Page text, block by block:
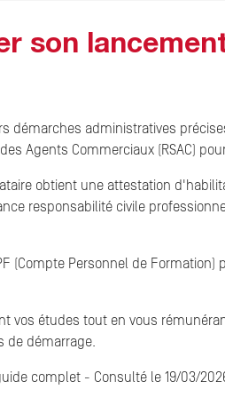
son
démarches administratives
Agents Commerciaux (RSAC)
obtient une attestation
responsabilité civile
(Compte Personnel de
études tout en vous
de démarrage.
complet - Consulté le 19/03/